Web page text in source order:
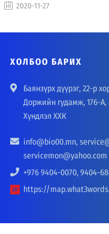
2020-11-27
ХОЛБОО БАРИХ
Баянзүрх дүүрэг, 22-р
Доржийн гудамж, 176-
Хүндлэл ХХК
info@bio00.mn,
servicemon@yahoo.com
+976 9404-0070, 9404-
https://